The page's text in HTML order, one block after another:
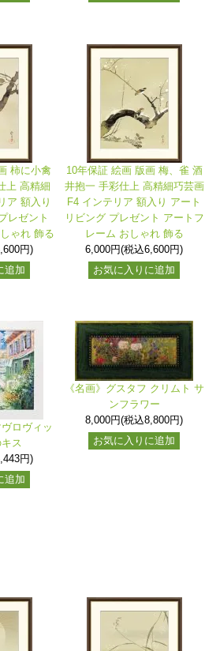
柿に小禽
上 高精細
ア 額入り
レゼント
ゃれ 飾る
円)
追加
10年保証 絵画 版画 梅、雀 酒
井抱一 手彩仕上 高精細巧芸画
F4 インテリア 額入り アート
リビング プレゼント アートフ
レーム おしゃれ 飾る
6,000円(税込6,600円)
お気に入りに追加
ロヴィッ
ス
円)
追加
《名画》グスタフ クリムト サ
ンフラワー
8,000円(税込8,800円)
お気に入りに追加